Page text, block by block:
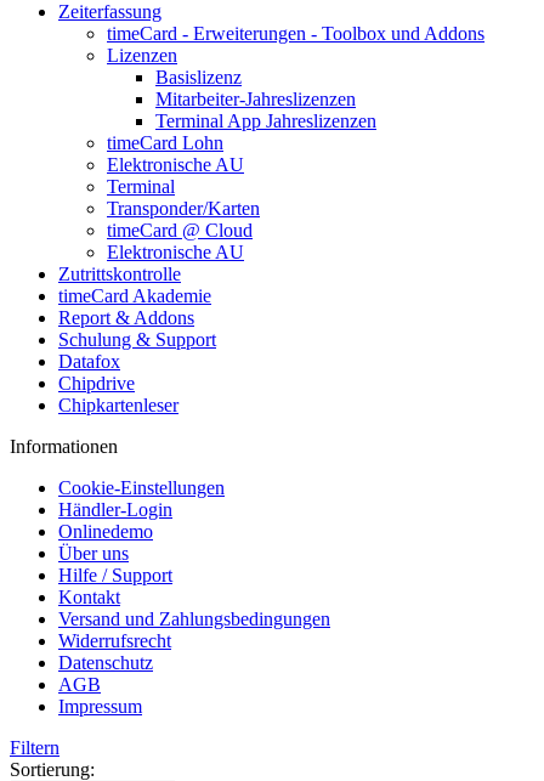
Zeiterfassung
timeCard - Erweiterungen - Toolbox und Addons
Lizenzen
Basislizenz
Mitarbeiter-Jahreslizenzen
Terminal App Jahreslizenzen
timeCard Lohn
Elektronische AU
Terminal
Transponder/Karten
timeCard @ Cloud
Elektronische AU
Zutrittskontrolle
timeCard Akademie
Report & Addons
Schulung & Support
Datafox
Chipdrive
Chipkartenleser
Informationen
Cookie-Einstellungen
Händler-Login
Onlinedemo
Über uns
Hilfe / Support
Kontakt
Versand und Zahlungsbedingungen
Widerrufsrecht
Datenschutz
AGB
Impressum
Filtern
Sortierung: